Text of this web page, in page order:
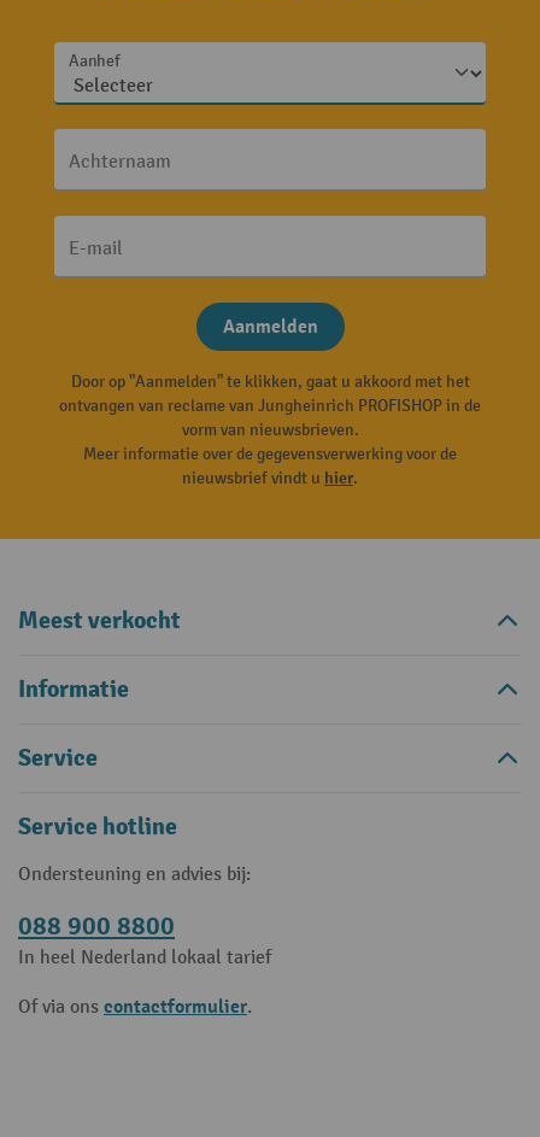
Aanhef
Achternaam
E-mail
Aanmelden
Door op "Aanmelden" te klikken, gaat u akkoord met het
ontvangen van reclame van Jungheinrich PROFISHOP in de
vorm van nieuwsbrieven.
Meer informatie over de gegevensverwerking voor de
nieuwsbrief vindt u hier.
Meest verkocht
Informatie
Service
Service hotline
Ondersteuning en advies bij:
088 900 8800
In heel Nederland lokaal tarief
Of via ons contactformulier.